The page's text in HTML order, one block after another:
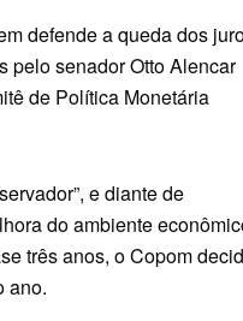
defende a queda dos
pelo senador Otto Alencar
de Política Monetária
e diante de
do ambiente
três anos, o Copom
ano.